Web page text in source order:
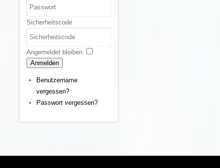
Sicherheitscode
Angemeldet bleiben
Anmelden
Benutzername
vergessen?
Passwort vergessen?